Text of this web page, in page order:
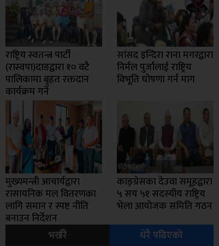
राष्ट्रिय स्वतन्त्र पार्टी
(रास्वपा)दाङद्वारा १० वटै
पालिकामा बृहत रक्तदान
कार्यक्रम गर्ने
सांसद इन्दिरा राना मगरद्वारा
निर्मल पुर्जालाई राष्ट्रिय
विभूति घोषणा गर्न माग
मुख्यमन्त्री आचार्यद्वारा
रासायनिक मल वितरणका
लागि समान र स्पष्ट नीति
बनाउन निर्देशन
काङ्ग्रेसका देउवा समूहद्वारा
५ सय ५१ सदस्यीय राष्ट्रिय
भेला आयोजक समिति गठन
भर्खरै
धेरै पढिएको